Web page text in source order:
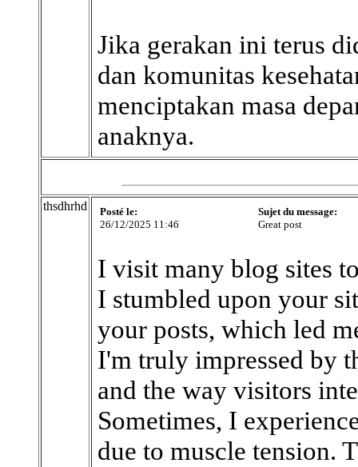
Jika gerakan ini terus
dan komunitas
menciptakan masa
anaknya.
thsdhrhd
Posté le:
26/12/2025 11:46
Sujet du message:
Great post
I visit many blog sites
I stumbled upon your
your posts, which led
I'm truly impressed by
and the way visitors
Sometimes, I
due to muscle tension.